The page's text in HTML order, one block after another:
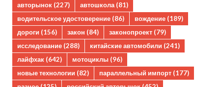
авторынок (227) автошкола (81)
водительское удостоверение (86) вождение (189)
дороги (156) закон (84) законопроект (79)
исследование (288) китайские автомобили (241)
лайфхак (642) мотоциклы (96)
новые технологии (82) параллельный импорт (177)